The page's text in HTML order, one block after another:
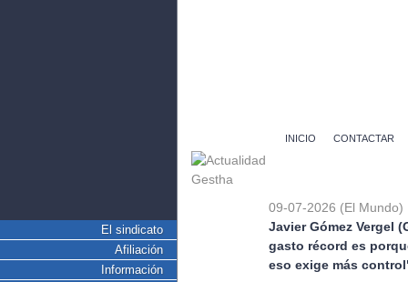
El sindicato
Afiliación
Información
INICIO CONTACTAR
09-07-2026 (El Mundo)
Javier Gómez Vergel
gasto récord es
eso exige más